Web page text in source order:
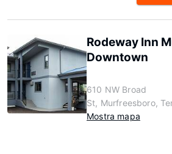
Rodeway Inn
Downtown
610 NW Broad
St, Murfreesboro,
Mostra mapa